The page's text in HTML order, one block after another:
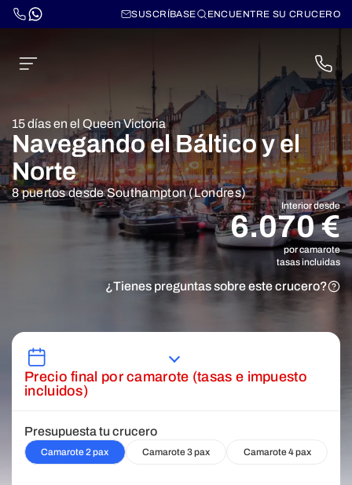
SUSCRÍBASE ENCUENTRE SU CRUCERO
15 días en el Queen Victoria
Navegando el Báltico y el
Norte
8 puertos desde Southampton (Londres)
Interior desde
6.070 €
por camarote
tasas incluidas
¿Tienes preguntas sobre este crucero?
Precio final por camarote (tasas e impuesto
incluidos)
Presupuesta tu crucero
Camarote 2 pax Camarote 3 pax Camarote 4 pax